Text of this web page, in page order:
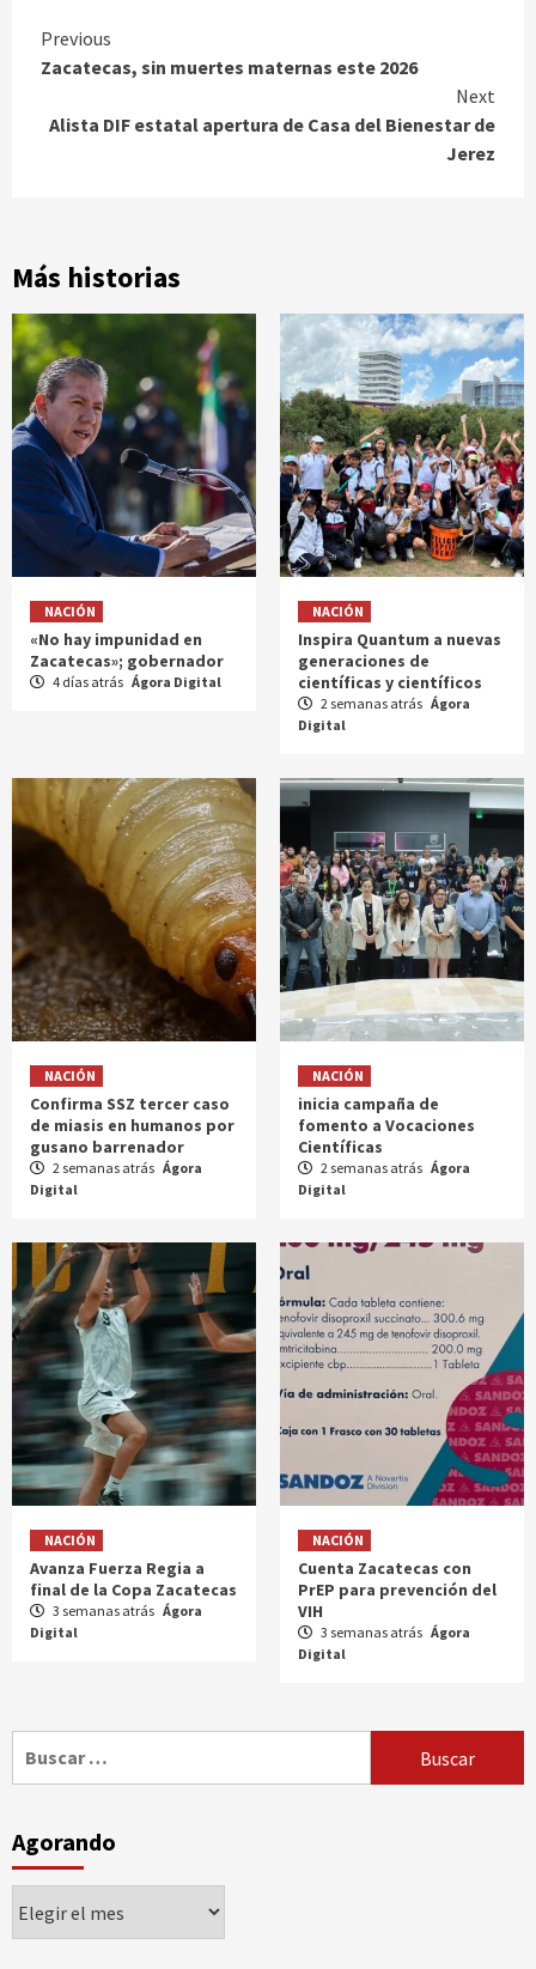
Continue
Reading
Previous
Zacatecas, sin muertes maternas este 2026
Next
Alista DIF estatal apertura de Casa del Bienestar de
Jerez
Más historias
NACIÓN
«No hay impunidad en
Zacatecas»; gobernador
4 días atrás Ágora Digital
NACIÓN
Inspira Quantum a nuevas
generaciones de
científicas y científicos
2 semanas atrás Ágora
Digital
NACIÓN
Confirma SSZ tercer caso
de miasis en humanos por
gusano barrenador
2 semanas atrás Ágora
Digital
NACIÓN
inicia campaña de
fomento a Vocaciones
Científicas
2 semanas atrás Ágora
Digital
NACIÓN
Avanza Fuerza Regia a
final de la Copa Zacatecas
3 semanas atrás Ágora
Digital
NACIÓN
Cuenta Zacatecas con
PrEP para prevención del
VIH
3 semanas atrás Ágora
Digital
Agorando